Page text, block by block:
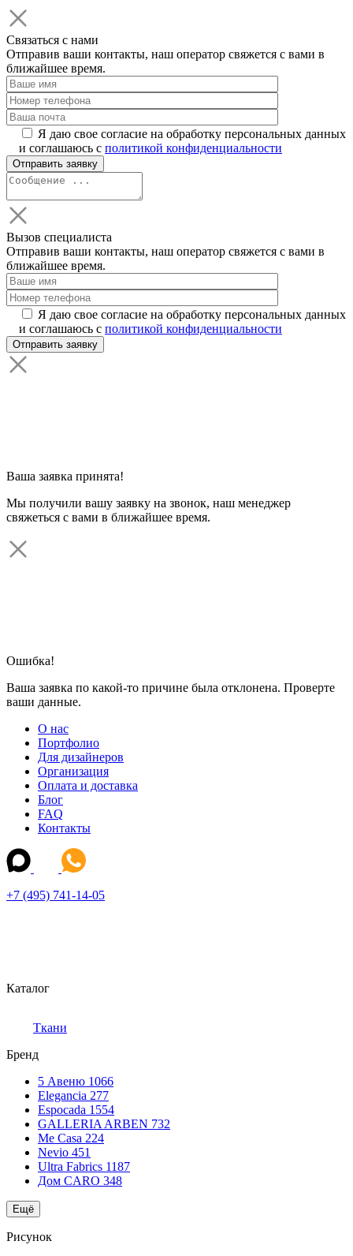
Связаться с нами
Отправив ваши контакты, наш оператор свяжется с вами в
ближайшее время.
Я даю свое согласие на обработку персональных данных
и соглашаюсь с политикой конфиденциальности
Вызов специалиста
Отправив ваши контакты, наш оператор свяжется с вами в
ближайшее время.
Я даю свое согласие на обработку персональных данных
и соглашаюсь с политикой конфиденциальности
Ваша заявка принята!
Мы получили вашу заявку на звонок, наш менеджер
свяжеться с вами в ближайшее время.
Ошибка!
Ваша заявка по какой-то причине была отклонена. Проверте
ваши данные.
О нас
Портфолио
Для дизайнеров
Организация
Оплата и доставка
Блог
FAQ
Контакты
+7 (495) 741-14-05
Каталог
Ткани
Бренд
5 Авеню 1066
Elegancia 277
Espocada 1554
GALLERIA ARBEN 732
Me Casa 224
Nevio 451
Ultra Fabrics 1187
Дом CARO 348
Ещё
Рисунок